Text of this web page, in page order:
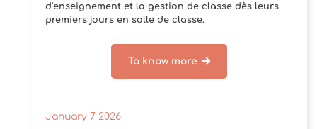
d’enseignement et la gestion de classe dès leurs
premiers jours en salle de classe.
To know more
January 7 2026